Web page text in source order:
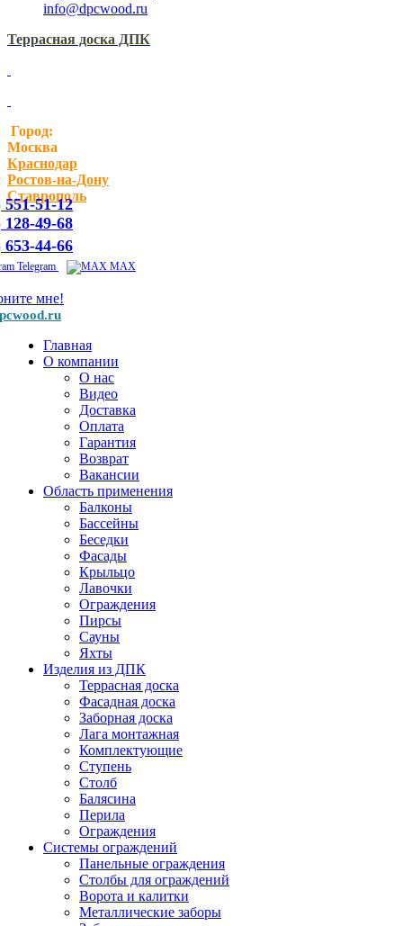
info@dpcwood.ru
Террасная доска ДПК
Город:
Москва
Краснодар
Ростов-на-Дону
Ставрополь
551-51-12
128-49-68
653-44-66
Telegram MAX
мне!
Главная
О компании
О нас
Видео
Доставка
Оплата
Гарантия
Возврат
Вакансии
Область применения
Балконы
Бассейны
Беседки
Фасады
Крыльцо
Лавочки
Ограждения
Пирсы
Сауны
Яхты
Изделия из ДПК
Террасная доска
Фасадная доска
Заборная доска
Лага монтажная
Комплектующие
Ступень
Столб
Балясина
Перила
Ограждения
Системы ограждений
Панельные ограждения
Столбы для ограждений
Ворота и калитки
Металлические заборы